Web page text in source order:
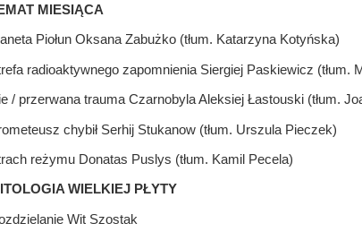
MIESIĄCA
Piołun Oksana Zabużko (tłum. Katarzyna Kotyńska)
radioaktywnego zapomnienia Siergiej Paskiewicz (tłum.
/ przerwana trauma Czarnobyla Aleksiej Łastouski (tłum.
chybił Serhij Stukanow (tłum. Urszula Pieczek)
reżymu Donatas Puslys (tłum. Kamil Pecela)
WIELKIEJ PŁYTY
Wit Szostak